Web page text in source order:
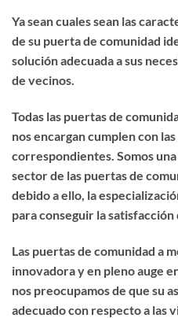
Ya sean cuales sean las
de su puerta de comunidad
solución adecuada a sus
de vecinos.
Todas las puertas de
nos encargan cumplen con
correspondientes. Somos
sector de las puertas de
debido a ello, la
para conseguir la satisfacción
Las puertas de comunidad a
innovadora y en pleno auge
nos preocupamos de que su
adecuado con respecto a las